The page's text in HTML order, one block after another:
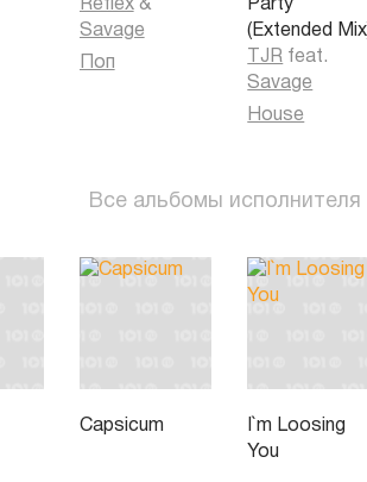
Reflex &
Savage
Поп
Party
(Extended
TJR feat.
Savage
House
Все альбомы исполнителя
Capsicum
I`m Loosing
You